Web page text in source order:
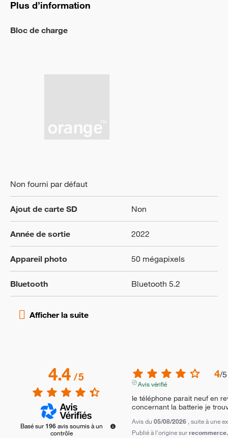
Plus d’information
Bloc de charge
Non fourni par défaut
Ajout de carte SD Non
Année de sortie 2022
Appareil photo 50 mégapixels
Bluetooth Bluetooth 5.2
4.4/5
Basé sur 196avis soumis à un
contrôle
4/5
Avis vérifié
le téléphone parait neuf en
concernant la batterie je
Avis du 05/08/2026 , suite à une
Publié à l'origine sur